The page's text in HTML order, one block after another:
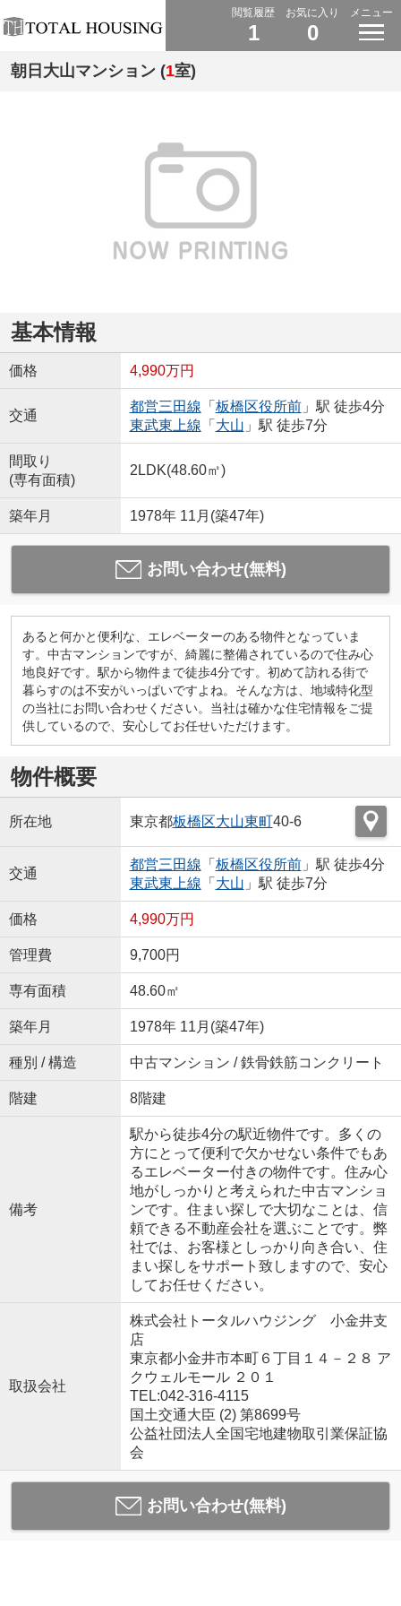
閲覧履歴
1
お気に入り
0
メニュー
朝日大山マンション (1室)
基本情報
価格 4,990万円
交通
都営三田線 「 板橋区役所前」駅 徒歩4分
東武東上線 「 大山 」駅 徒歩7分
間取り
(専有面積)
2LDK(48.60㎡)
築年月 1978年 11月(築47年)
お問い合わせ(無料)
あると何かと便利な、エレベーターのある物件となっていま
す。中古マンションですが、綺麗に整備されているので住み心
地良好です。駅から物件まで徒歩4分です。初めて訪れる街で
暮らすのは不安がいっぱいですよね。そんな方は、地域特化型
の当社にお問い合わせください。当社は確かな住宅情報をご提
供しているので、安心してお任せいただけます。
物件概要
所在地 東京都板橋区大山東町40-6
交通
都営三田線 「 板橋区役所前」駅 徒歩4分
東武東上線 「 大山 」駅 徒歩7分
価格 4,990万円
管理費 9,700円
専有面積 48.60㎡
築年月 1978年 11月(築47年)
種別 / 構造 中古マンション / 鉄骨鉄筋コンクリート
階建 8階建
備考
駅から徒歩4分の駅近物件です。多くの
方にとって便利で欠かせない条件でもあ
るエレベーター付きの物件です。住み心
地がしっかりと考えられた中古マンショ
ンです。住まい探しで大切なことは、信
頼できる不動産会社を選ぶことです。弊
社では、お客様としっかり向き合い、住
まい探しをサポート致しますので、安心
してお任せください。
取扱会社
株式会社トータルハウジング 小金井支
店
東京都小金井市本町６丁目１４－２８ ア
クウェルモール ２０１
TEL:042-316-4115
国土交通大臣 (2) 第8699号
公益社団法人全国宅地建物取引業保証協
会
お問い合わせ(無料)